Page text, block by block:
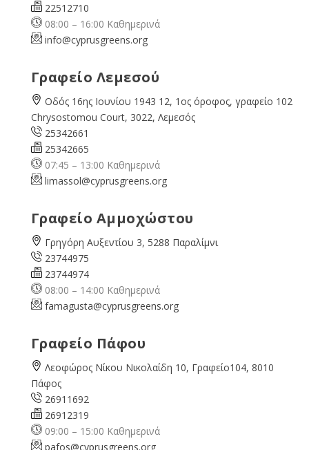
22512710
08:00 – 16:00 Καθημερινά
info@cyprusgreens.org
Γραφείο Λεμεσού
Οδός 16ης Ιουνίου 1943 12, 1ος όροφος, γραφείο 102
Chrysostomou Court, 3022, Λεμεσός
25342661
25342665
07:45 – 13:00 Καθημερινά
limassol@cyprusgreens.org
Γραφείο Αμμοχώστου
Γρηγόρη Αυξεντίου 3, 5288 Παραλίμνι
23744975
23744974
08:00 – 14:00 Καθημερινά
famagusta@cyprusgreens.org
Γραφείο Πάφου
Λεοφώρος Νίκου Νικολαίδη 10, Γραφείο104, 8010
Πάφος
26911692
26912319
09:00 – 15:00 Καθημερινά
pafos@cyprusgreens.org